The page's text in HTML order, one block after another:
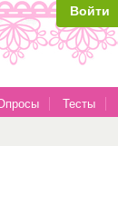
Войти
Тесты